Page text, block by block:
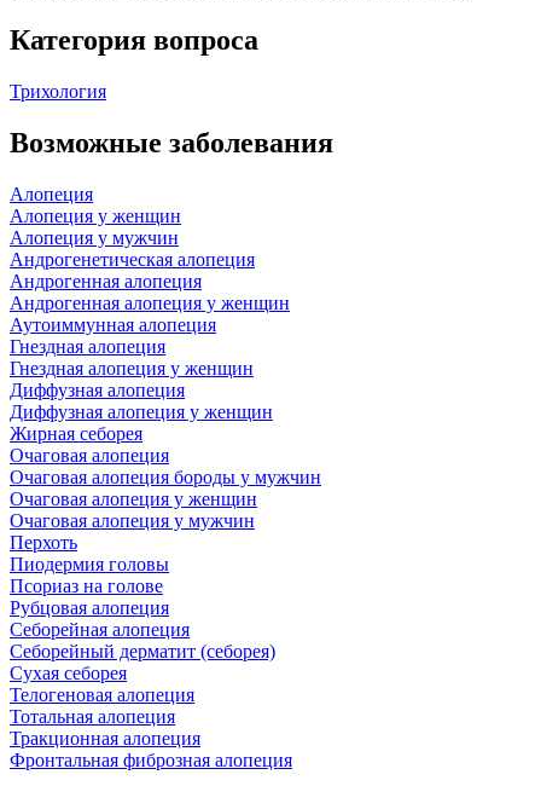
Категория вопроса
Трихология
Возможные заболевания
Алопеция
Алопеция у женщин
Алопеция у мужчин
Андрогенетическая алопеция
Андрогенная алопеция
Андрогенная алопеция у женщин
Аутоиммунная алопеция
Гнездная алопеция
Гнездная алопеция у женщин
Диффузная алопеция
Диффузная алопеция у женщин
Жирная себорея
Очаговая алопеция
Очаговая алопеция бороды у мужчин
Очаговая алопеция у женщин
Очаговая алопеция у мужчин
Перхоть
Пиодермия головы
Псориаз на голове
Рубцовая алопеция
Себорейная алопеция
Себорейный дерматит (себорея)
Сухая себорея
Телогеновая алопеция
Тотальная алопеция
Тракционная алопеция
Фронтальная фиброзная алопеция